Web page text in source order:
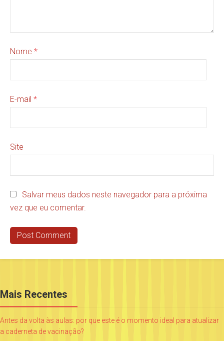
Nome *
E-mail *
Site
Salvar meus dados neste navegador para a próxima
vez que eu comentar.
Mais Recentes
Antes da volta às aulas: por que este é o momento ideal para atualizar
a caderneta de vacinação?